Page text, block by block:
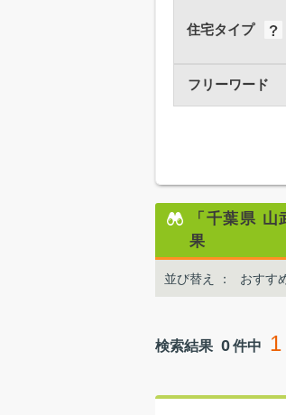
住宅タイプ
フリーワード
「千葉県
果
並び替え ： おすす
検索結果 0件中 1